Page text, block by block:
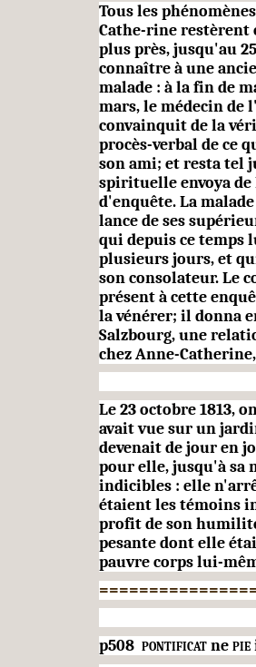
Tous les
Cathe-rine restèrent
plus près, jusqu'au
connaître à une
malade : à la fin de
mars, le médecin de
convainquit de la
procès-verbal de ce
son ami; et resta tel
spirituelle envoya
d'enquête. La
lance de ses
qui depuis ce temps
plu­sieurs jours, et
son con­solateur. Le
présent à cette
la vénérer; il donna
Salzbourg, une
chez Anne-
Le 23 octobre 1813,
avait vue sur un
devenait de jour en
pour elle, jusqu'à sa
indicibles : elle
étaient les témoins
profit de son
pesante dont elle
pauvre corps lui-
p508 pontificatnepie